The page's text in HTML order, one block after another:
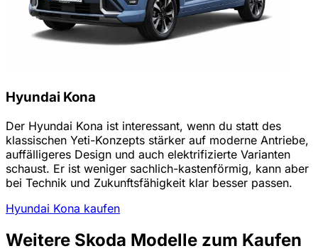
Hyundai Kona
Der Hyundai Kona ist interessant, wenn du statt des
klassischen Yeti-Konzepts stärker auf moderne Antriebe,
auffälligeres Design und auch elektrifizierte Varianten
schaust. Er ist weniger sachlich-kastenförmig, kann aber
bei Technik und Zukunftsfähigkeit klar besser passen.
Hyundai Kona kaufen
Weitere Skoda Modelle zum Kaufen